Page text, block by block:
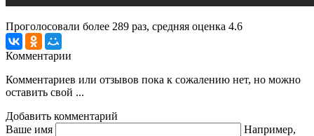
Проголосовали более 289 раз, средняя оценка 4.6
Комментарии
Комментариев или отзывов пока к сожалению нет, но можно
оставить свой ...
Добавить комментарий
Ваше имя
Например,